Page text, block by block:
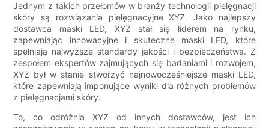
Jednym z takich przełomów w branży technologii pielęgnacji
skóry są rozwiązania pielęgnacyjne XYZ. Jako najlepszy
dostawca maski LED, XYZ stał się liderem na rynku,
zapewniając innowacyjne i skuteczne maski LED, które
spełniają najwyższe standardy jakości i bezpieczeństwa. Z
zespołem ekspertów zajmujących się badaniami i rozwojem,
XYZ był w stanie stworzyć najnowocześniejsze maski LED,
które zapewniają imponujące wyniki dla różnych problemów
z pielęgnacjami skóry.
To, co odróżnia XYZ od innych dostawców, jest ich